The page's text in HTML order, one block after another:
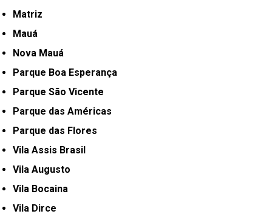
Matriz
Mauá
Nova Mauá
Parque Boa Esperança
Parque São Vicente
Parque das Américas
Parque das Flores
Vila Assis Brasil
Vila Augusto
Vila Bocaina
Vila Dirce